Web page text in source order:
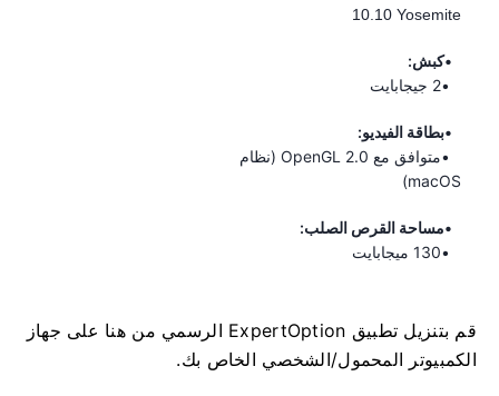
10.10 Yosemite
كبش:
2 جيجابايت
بطاقة الفيديو:
متوافق مع OpenGL 2.0 (نظام
macOS)
مساحة القرص الصلب:
130 ميجابايت
قم بتنزيل تطبيق ExpertOption الرسمي من هنا على جهاز
الكمبيوتر المحمول/الشخصي الخاص بك.